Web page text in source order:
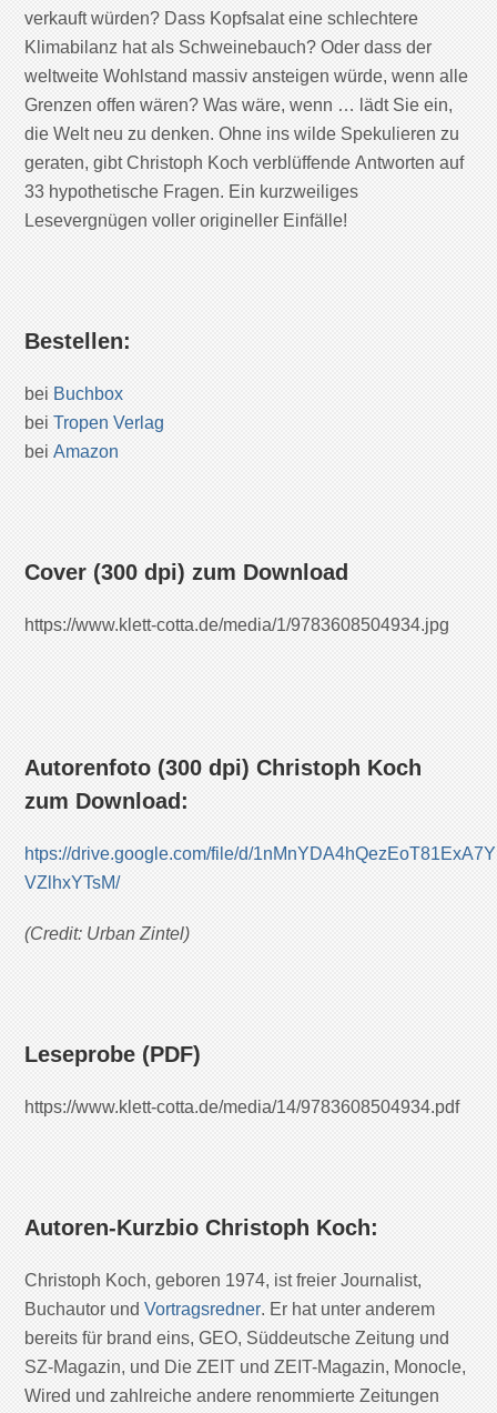
verkauft würden? Dass Kopfsalat eine schlechtere
Klimabilanz hat als Schweinebauch? Oder dass der
weltweite Wohlstand massiv ansteigen würde, wenn alle
Grenzen offen wären? Was wäre, wenn … lädt Sie ein,
die Welt neu zu denken. Ohne ins wilde Spekulieren zu
geraten, gibt Christoph Koch verblüffende Antworten auf
33 hypothetische Fragen. Ein kurzweiliges
Lesevergnügen voller origineller Einfälle!
Bestellen:
bei Buchbox
beiTropen Verlag
beiAmazon
Cover (300 dpi) zum Download
https://www.klett-cotta.de/media/1/9783608504934.jpg
Autorenfoto (300 dpi) Christoph Koch
zum Download:
htps://drive.google.com/file/d/
VZlhxYTsM/
(Credit: Urban Zintel)
Leseprobe (PDF)
https://www.klett-cotta.de/media/14/9783608504934.pdf
Autoren-Kurzbio Christoph Koch:
Christoph Koch, geboren 1974, ist freier Journalist,
Buchautor undVortragsredner. Er hat unter anderem
bereits für brand eins, GEO, Süddeutsche Zeitung und
SZ-Magazin, und Die ZEIT und ZEIT-Magazin, Monocle,
Wired und zahlreiche andere renommierte Zeitungen